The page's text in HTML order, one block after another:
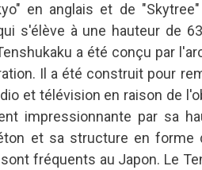
en anglais et de
s'élève à une hauteur de
a été conçu par
Il a été construit pour
et télévision en raison de
impressionnante par sa
et sa structure en
fréquents au Japon. Le